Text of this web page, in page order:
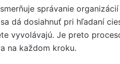
správanie
dá dosiahnuť pri hľadaní
vyvolávajú. Je preto
na každom kroku.